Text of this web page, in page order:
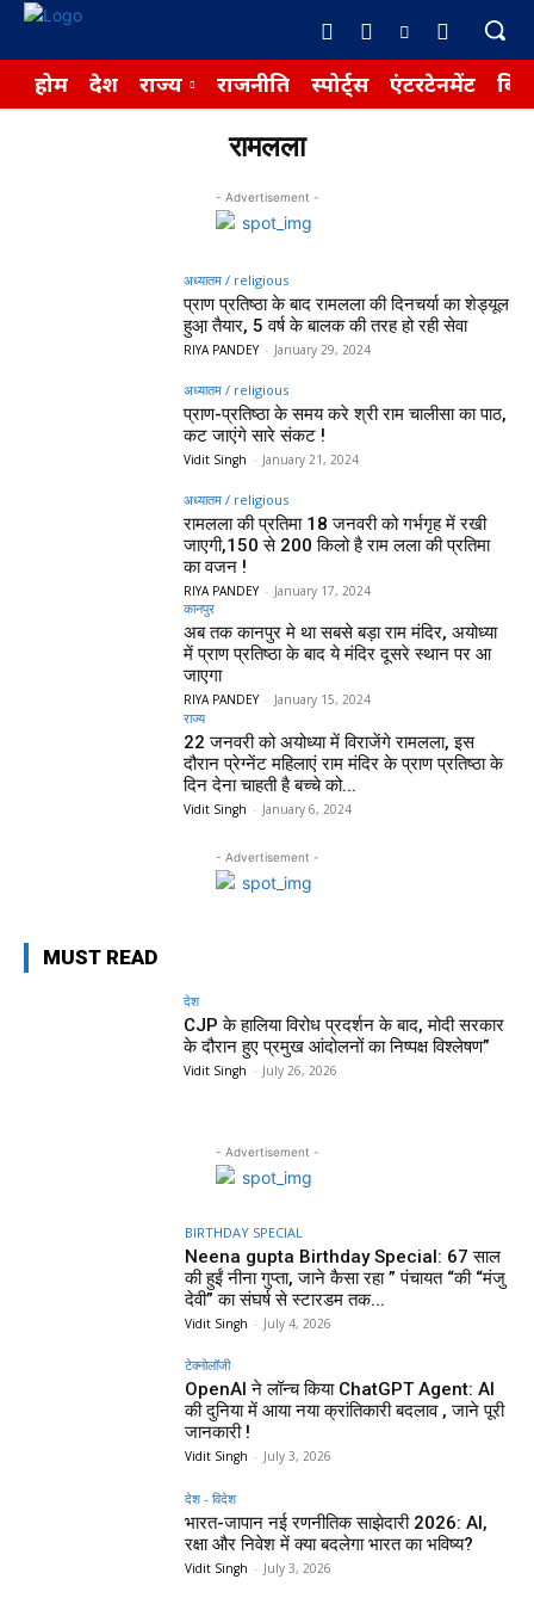
होम देश राज्य राजनीति स्पोर्ट्स एंटरटेनमेंट
रामलला
- Advertisement -
अध्यातम / religious
प्राण प्रतिष्ठा के बाद रामलला की दिनचर्या का शेड्यूल
हुआ़ तैयार, 5 वर्ष के बालक की तरह हो रही सेवा
RIYA PANDEY - January 29, 2024
अध्यातम / religious
प्राण-प्रतिष्ठा के समय करे श्री राम चालीसा का पाठ,
कट जाएंगे सारे संकट !
Vidit Singh - January 21, 2024
अध्यातम / religious
रामलला की प्रतिमा 18 जनवरी को गर्भगृह में रखी
जाएगी,150 से 200 किलो है राम लला की प्रतिमा
का वजन !
RIYA PANDEY - January 17, 2024
कानपुर
अब तक कानपुर मे था सबसे बड़ा राम मंदिर, अयोध्या
में प्राण प्रतिष्ठा के बाद ये मंदिर दूसरे स्थान पर आ
जाएगा
RIYA PANDEY - January 15, 2024
राज्य
22 जनवरी को अयोध्या में विराजेंगे रामलला, इस
दौरान प्रेग्नेंट महिलाएं राम मंदिर के प्राण प्रतिष्ठा के
दिन देना चाहती है बच्चे को...
Vidit Singh - January 6, 2024
- Advertisement -
MUST READ
देश
CJP के हालिया विरोध प्रदर्शन के बाद, मोदी सरकार
के दौरान हुए प्रमुख आंदोलनों का निष्पक्ष विश्लेषण”
Vidit Singh - July 26, 2026
- Advertisement -
BIRTHDAY SPECIAL
Neena gupta Birthday Special: 67 साल
की हुईं नीना गुप्ता, जाने कैसा रहा ” पंचायत “की “मंजु
देवी” का संघर्ष से स्टारडम तक...
Vidit Singh - July 4, 2026
टेक्नोलॉजी
OpenAI ने लॉन्च किया ChatGPT Agent: AI
की दुनिया में आया नया क्रांतिकारी बदलाव , जाने पूरी
जानकारी !
Vidit Singh - July 3, 2026
देश - विदेश
भारत-जापान नई रणनीतिक साझेदारी 2026: AI,
रक्षा और निवेश में क्या बदलेगा भारत का भविष्य?
Vidit Singh - July 3, 2026